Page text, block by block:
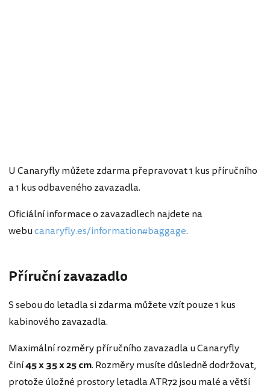
U Canaryfly můžete zdarma přepravovat 1 kus příručního
a 1 kus odbaveného zavazadla.
Oficiální informace o zavazadlech najdete na
webucanaryfly.es/information#baggage.
Příruční zavazadlo
S sebou do letadla si zdarma můžete vzít pouze 1 kus
kabinového zavazadla.
Maximální rozměry příručního zavazadla u Canaryfly
činí45 x 35 x 25 cm. Rozměry musíte důsledně dodržovat,
protože úložné prostory letadla ATR72 jsou malé a větší